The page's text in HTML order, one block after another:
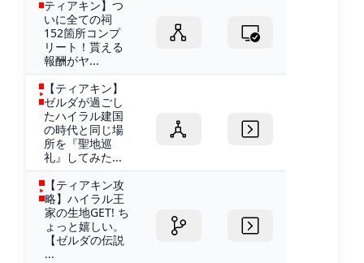
ティアキン】つ
いに全ての祠
152箇所コンプ
リート！貰える
報酬がヤ...
【ティアキン】
ゼルダが過ごし
たハイラル建国
の時代と同じ場
所を『聖地巡
礼』してみた...
【ティアキン攻
略】ハイラル王
家の生地GET! ち
ょっと嬉しい。
【ゼルダの伝説
...